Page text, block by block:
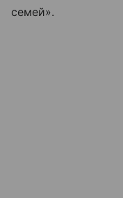
семей».